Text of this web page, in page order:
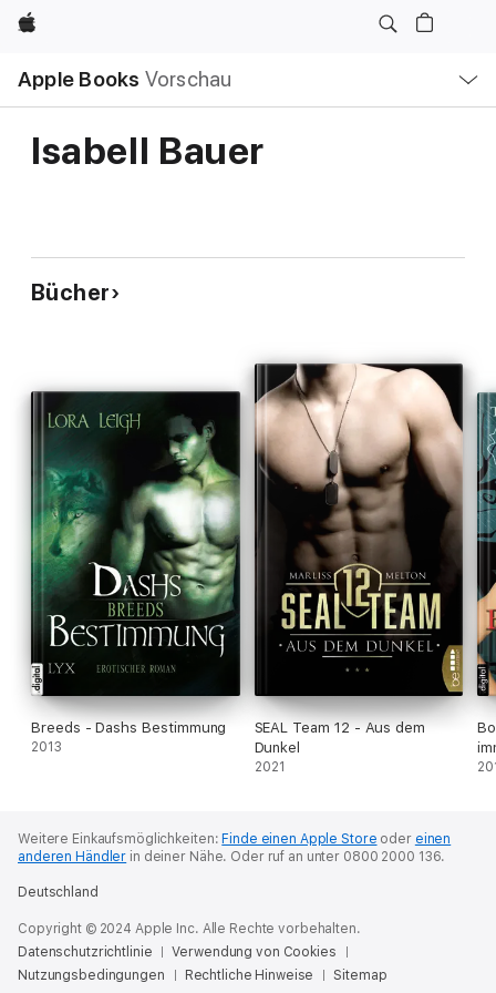
Apple
Apple Books Vorschau
Navigation
Menü
öffnen
Isabell Bauer
Bücher
Breeds - Dashs Bestimmung
2013
SEAL Team 12 - Aus dem
Dunkel
2021
Weitere Einkaufsmöglichkeiten: Finde einen Apple Store oder einen
anderen Händler in deiner Nähe. Oder ruf an unter 0800 2000 136.
Deutschland
Copyright © 2024 Apple Inc. Alle Rechte vorbehalten.
Datenschutzrichtlinie
Verwendung von Cookies
Nutzungsbedingungen
Rechtliche Hinweise Sitemap